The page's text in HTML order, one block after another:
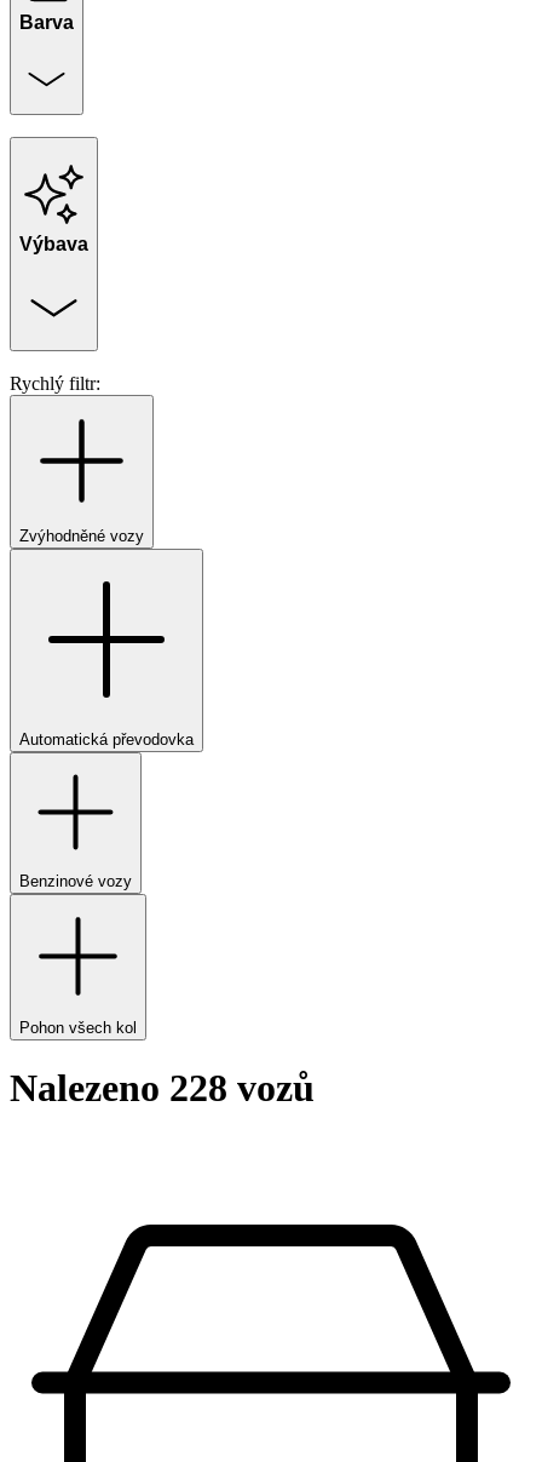
Barva
Výbava
Rychlý filtr:
Zvýhodněné vozy
Automatická převodovka
Benzinové vozy
Pohon všech kol
Nalezeno 228 vozů